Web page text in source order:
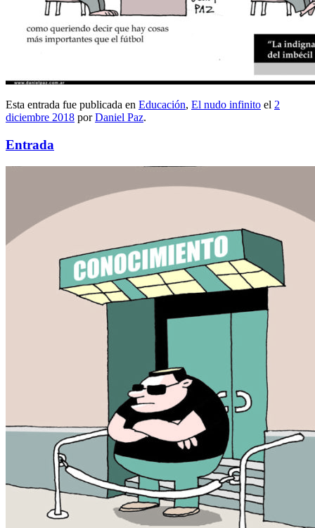
Esta entrada fue publicada en Educación, El nudo infinito el 2
diciembre 2018 porDaniel Paz.
Entrada